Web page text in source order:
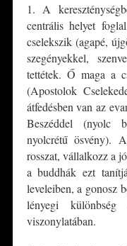
1. A
centrális helyet
cselekszik (agapé,
szegényekkel,
tettétek. Ő maga a
(Apostolok
átfedésben van az
Beszéddel (nyolc
nyolcrétű ösvény).
rosszat, vállalkozz a
a buddhák ezt
leveleiben, a gonosz
lényegi
viszonylatában.